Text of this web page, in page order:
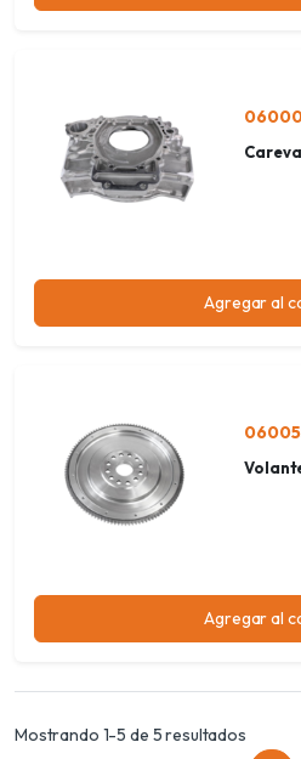
Agregar al
Agregar al
Mostrando 1-5 de 5 resultados